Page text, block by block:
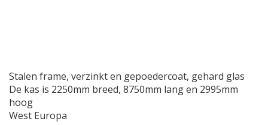
Stalen frame, verzinkt en gepoedercoat, gehard glas
De kas is 2250mm breed, 8750mm lang en 2995mm
hoog
West Europa